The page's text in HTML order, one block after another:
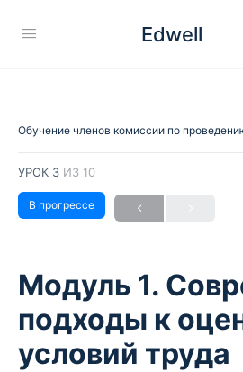
Edwell
УРОК 3 ИЗ 10
В прогрессе
Модуль 1.
подходы к
условий труда